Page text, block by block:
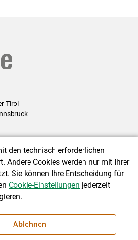
Tirol
|Barrierefreiheit|
den technisch erforderlichen
Andere Cookies werden nur mit Ihrer
Sie können Ihre Entscheidung für
Cookie-Einstellungen jederzeit
Ablehnen